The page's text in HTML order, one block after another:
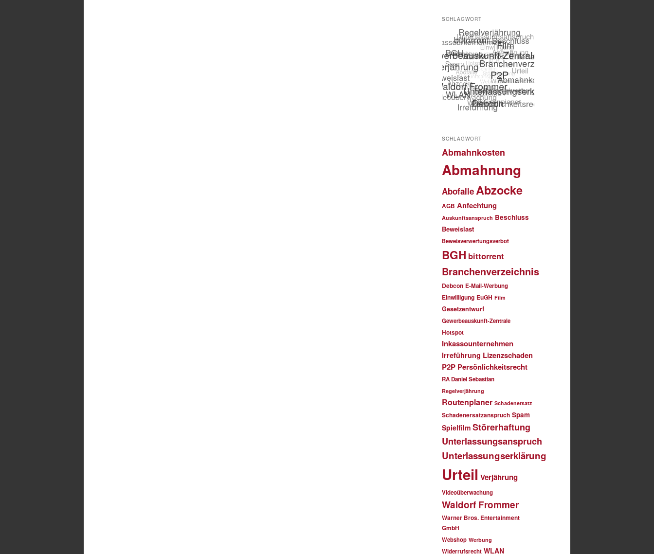
SCHLAGWORT
SCHLAGWORT
Abmahnkosten
Abmahnung
AbofalleAbzocke
AGB Anfechtung
Auskunftsanspruch Beschluss
Beweislast
Beweisverwertungsverbot
BGH bittorrent
Branchenverzeichnis
Debcon E-Mail-Werbung
Einwilligung EuGH Film
Gesetzentwurf
Gewerbeauskunft-Zentrale
Hotspot
Inkassounternehmen
Irreführung Lizenzschaden
P2P Persönlichkeitsrecht
RA Daniel Sebastian
Regelverjährung
Routenplaner Schadenersatz
Schadenersatzanspruch Spam
Spielfilm Störerhaftung
Unterlassungsanspruch
Unterlassungserklärung
Urteil Verjährung
Videoüberwachung
Waldorf Frommer
Warner Bros. Entertainment
GmbH
Webshop Werbung
Widerrufsrecht WLAN